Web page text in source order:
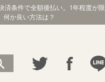
済条件で全額後払い。1年程度が限
か良い方法は？